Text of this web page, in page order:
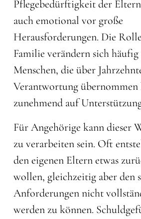
Pflegebedürftigkeit der
auch emotional vor große
Herausforderungen. Die
Familie verändern sich
Menschen, die über
Verantwortung übernommen
zunehmend auf
Für Angehörige kann dieser
zu verarbeiten sein. Oft
den eigenen Eltern etwas
wollen, gleichzeitig aber den
Anforderungen nicht
werden zu können.